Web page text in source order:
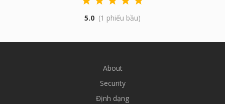
5.0 (1 phiếu bầu)
About
Security
Định dạng